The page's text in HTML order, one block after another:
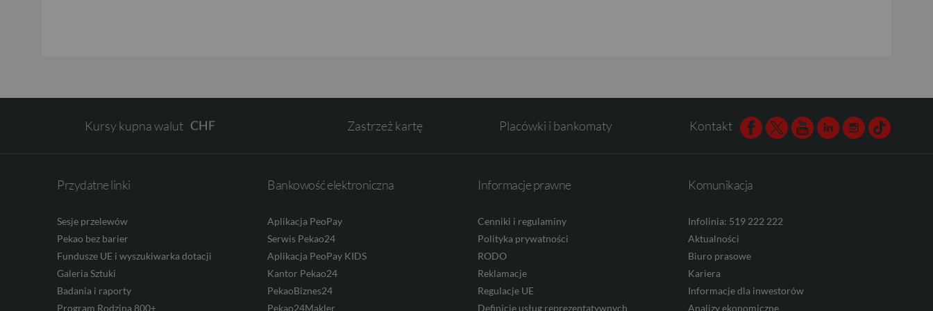
Kursy kupna walut AED Zastrzeż kartę Placówki i bankomaty Kontakt Facebook
TwitterYoutubeLinkedinInstagram
TikTok
Przydatne linki
Sesje przelewów
Pekao bez barier
Fundusze UE i wyszukiwarka dotacji
Galeria Sztuki
Badania i raporty
Program Rodzina 800+
Bankowość elektroniczna
Aplikacja PeoPay
Serwis Pekao24
Aplikacja PeoPay KIDS
Kantor Pekao24
PekaoBiznes24
Pekao24Makler
Informacje prawne
Cenniki i regulaminy
Polityka prywatności
RODO
Reklamacje
Regulacje UE
Definicje usług reprezentatywnych
Komunikacja
Infolinia: 519 222 222
Aktualności
Biuro prasowe
Kariera
Informacje dla inwestorów
Analizy ekonomiczne